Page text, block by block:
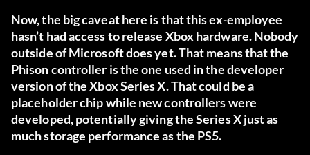
Now, the big caveat here is that this ex-employee
hasn’t had access to release Xbox hardware. Nobody
outside of Microsoft does yet. That means that the
Phison controller is the one used in the developer
version of the Xbox Series X. That could be a
placeholder chip while new controllers were
developed, potentially giving the Series X just as
much storage performance as the PS5.